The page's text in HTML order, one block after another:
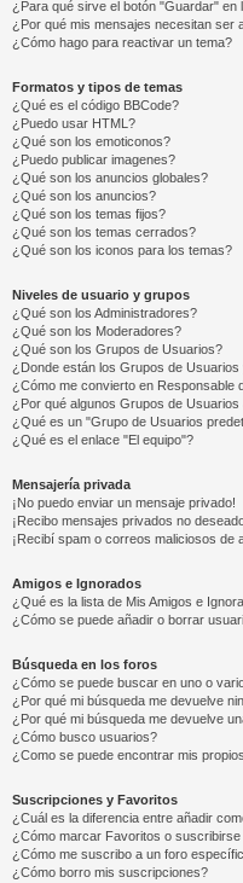
¿Para qué sirve el botón "Guardar" en
¿Por qué mis mensajes necesitan ser
¿Cómo hago para reactivar un tema?
Formatos y tipos de temas
¿Qué es el código BBCode?
¿Puedo usar HTML?
¿Qué son los emoticonos?
¿Puedo publicar imagenes?
¿Qué son los anuncios globales?
¿Qué son los anuncios?
¿Qué son los temas fijos?
¿Qué son los temas cerrados?
¿Qué son los iconos para los temas?
Niveles de usuario y grupos
¿Qué son los Administradores?
¿Qué son los Moderadores?
¿Qué son los Grupos de Usuarios?
¿Donde están los Grupos de
¿Cómo me convierto en Responsable
¿Por qué algunos Grupos de
¿Qué es un "Grupo de Usuarios
¿Qué es el enlace "El equipo"?
Mensajería privada
¡No puedo enviar un mensaje privado!
¡Recibo mensajes privados no
¡Recibí spam o correos maliciosos de
Amigos e Ignorados
¿Qué es la lista de Mis Amigos e
¿Cómo se puede añadir o borrar
Búsqueda en los foros
¿Cómo se puede buscar en uno o
¿Por qué mi búsqueda me devuelve
¿Por qué mi búsqueda me devuelve
¿Cómo busco usuarios?
¿Como se puede encontrar mis
Suscripciones y Favoritos
¿Cuál es la diferencia entre añadir
¿Cómo marcar Favoritos o
¿Cómo me suscribo a un foro
¿Cómo borro mis suscripciones?